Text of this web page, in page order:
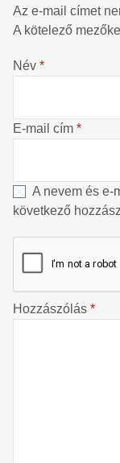
Az e-mail címet
A kötelező
Név *
E-mail cím *
A nevem és e-
következő
Hozzászólás *